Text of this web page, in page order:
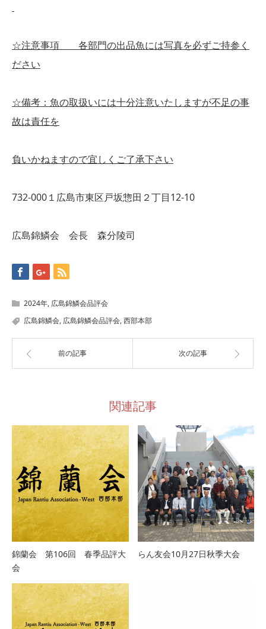
☆注意事項 各部門の出品魚には写真を必ずご持参く
ださい
☆備考：魚の取扱いには十分注意いたしますが不足の事
故は責任を
負いかねますので宜しくご了承下さい
732-000１広島市東区戸坂惣田２丁目12-10
広島錦鱗会 会長 森分陵司
2024年, 広島錦鱗会品評会
広島錦鱗会, 広島錦鱗会品評会,西部本部
前の記事 次の記事
関連記事
錦蘭会 第106回 春季品評大
会
らん友会10月27日秋季大会